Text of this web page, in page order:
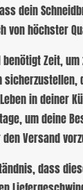
dein
von höchster
Zeit, um
in deiner
um deine
Versand
dass